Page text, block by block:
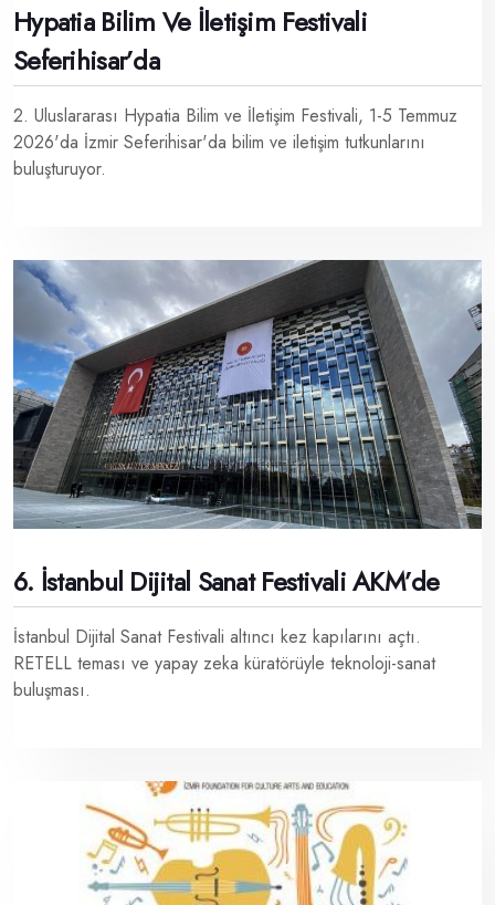
Hypatia Bilim Ve İletişim Festivali
Seferihisar’da
2. Uluslararası Hypatia Bilim ve İletişim Festivali, 1-5 Temmuz
2026'da İzmir Seferihisar'da bilim ve iletişim tutkunlarını
buluşturuyor.
6. İstanbul Dijital Sanat Festivali AKM’de
İstanbul Dijital Sanat Festivali altıncı kez kapılarını açtı.
RETELL teması ve yapay zeka küratörüyle teknoloji-sanat
buluşması.